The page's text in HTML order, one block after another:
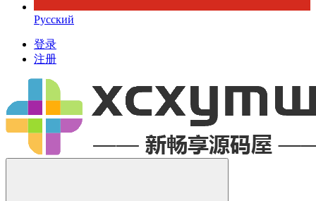
Русский
登录
注册